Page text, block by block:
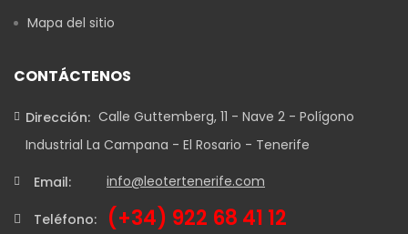
Mapa del sitio
CONTÁCTENOS
Dirección: Calle Guttemberg, 11 - Nave 2 - Polígono
Industrial La Campana - El Rosario - Tenerife
Email: info@leotertenerife.com
Teléfono: (+34) 922 68 41 12